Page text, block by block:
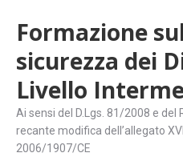
Formazione
sicurezza dei
Livello
Ai sensi del D.Lgs. 81/2008 e
recante modifica dell’allegato
2006/1907/CE